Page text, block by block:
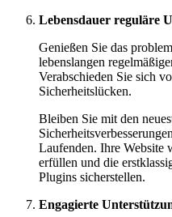
Lebensdauer reguläre
Genießen Sie das
lebenslangen
Verabschieden Sie sich
Sicherheitslücken.
Bleiben Sie mit den
Laufenden. Ihre Website
erfüllen und die
Plugins sicherstellen.
Engagierte